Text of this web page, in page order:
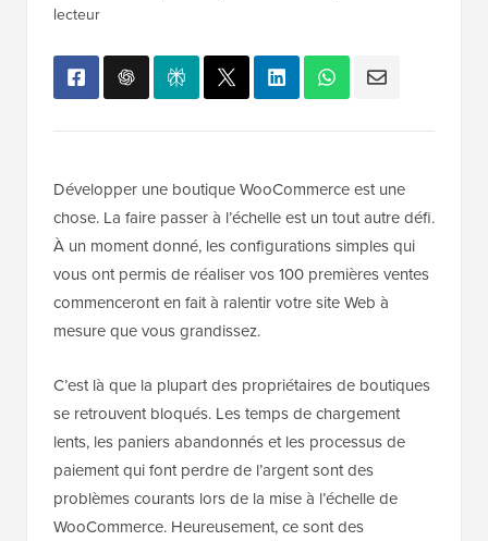
lecteur
Développer une boutique WooCommerce est une
chose. La faire passer à l’échelle est un tout autre défi.
À un moment donné, les configurations simples qui
vous ont permis de réaliser vos 100 premières ventes
commenceront en fait à ralentir votre site Web à
mesure que vous grandissez.
C’est là que la plupart des propriétaires de boutiques
se retrouvent bloqués. Les temps de chargement
lents, les paniers abandonnés et les processus de
paiement qui font perdre de l’argent sont des
problèmes courants lors de la mise à l’échelle de
WooCommerce. Heureusement, ce sont des